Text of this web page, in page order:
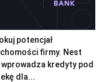
potencjał
firmy. Nest
wprowadza kredyty pod
dla...